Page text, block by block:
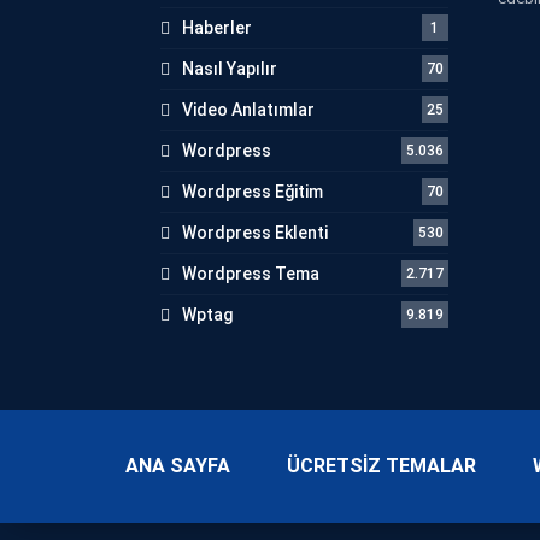
Haberler 1
Nasıl Yapılır 70
Video Anlatımlar 25
Wordpress 5.036
Wordpress Eğitim 70
Wordpress Eklenti 530
Wordpress Tema 2.717
Wptag 9.819
ANA SAYFA ÜCRETSİZ TEMALAR